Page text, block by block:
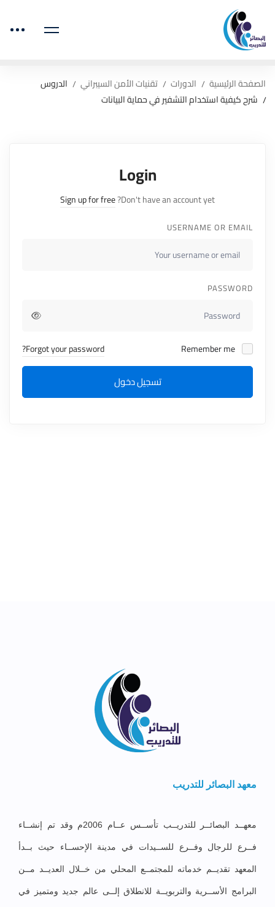
الصفحة الرئيسية الدورات تقنيات الأمن السيبراني
الدروس
شرح كيفية استخدام التشفير في حماية البيانات
Login
Don't have an account yet?
Sign up for free
USERNAME OR EMAIL
PASSWORD
Forgot your password?
تسجيل دخول
معهد البصائر للتدريب
معهــد البصائــر للتدريــب تأســس عــام 2006م وقد تم إنشــاء
فــرع للرجال وفــرع للســيدات في مدينة الإحســاء حيث بــدأ
المعهد تقديــم خدماته للمجتمــع المحلي من خــلال العديــد مــن
البرامج الأســرية والتربويــة للانطلاق إلــى عالم جديد ومتميز في